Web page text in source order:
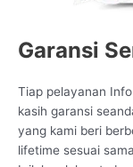
Garansi
Tiap pelayanan
kasih garansi
yang kami beri
lifetime sesuai